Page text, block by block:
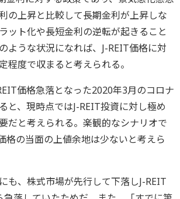
の上昇と比較して長期金利が上昇しな
ット化や長短金利の逆転が起きること
ような状況になれば、J-REIT価格に対
程度で収まると考えられる。
価格急落となった2020年3月のコロナ
と、現時点ではJ-REIT投資に対し極め
だと考えられる。楽観的なシナリオで
格の当面の上値余地は少ないと考えら
も、株式市場が先行して下落しJ-REIT